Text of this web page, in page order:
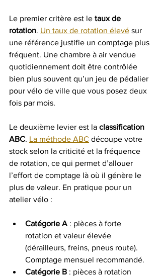
Le premier critère est le taux de
rotation. Un taux de rotation élevé sur
une référence justifie un comptage plus
fréquent. Une chambre à air vendue
quotidiennement doit être contrôlée
bien plus souvent qu’un jeu de pédalier
pour vélo de ville que vous posez deux
fois par mois.
Le deuxième levier est la classification
ABC. La méthode ABC découpe votre
stock selon la criticité et la fréquence
de rotation, ce qui permet d’allouer
l’effort de comptage là où il génère le
plus de valeur. En pratique pour un
atelier vélo :
Catégorie A : pièces à forte
rotation et valeur élevée
(dérailleurs, freins, pneus route).
Comptage mensuel recommandé.
Catégorie B : pièces à rotation